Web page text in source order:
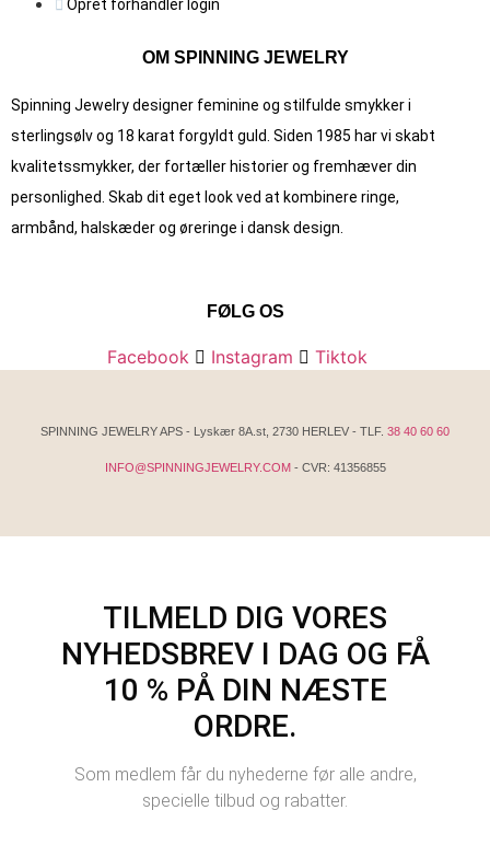
Opret forhandler login
OM SPINNING JEWELRY
Spinning Jewelry designer feminine og stilfulde smykker i
sterlingsølv og 18 karat forgyldt guld. Siden 1985 har vi skabt
kvalitets­smykker, der fortæller historier og fremhæver din
personlighed. Skab dit eget look ved at kombinere ringe,
armbånd, halskæder og øreringe i dansk design.
FØLG OS
Facebook Instagram Tiktok
SPINNING JEWELRY APS - Lyskær 8A.st, 2730 HERLEV - TLF. 38 40 60 60
INFO@SPINNINGJEWELRY.COM- CVR: 41356855
TILMELD DIG VORES
NYHEDSBREV I DAG OG FÅ
10 % PÅ DIN NÆSTE
ORDRE.
Som medlem får du nyhederne før alle andre,
specielle tilbud og rabatter.